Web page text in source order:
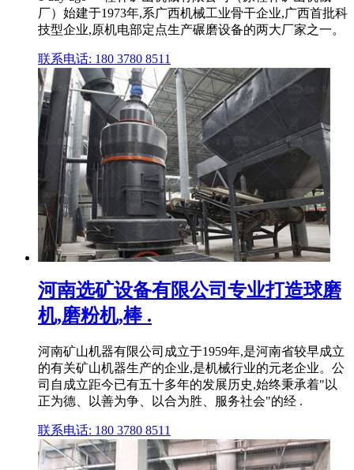
厂）始建于1973年,系广西机械工业骨干企业,广西首批科
技型企业,原机电部定点生产碾磨设备的两大厂家之一。
联系电话: 180 3780 8511
河南选矿设备有限公司专业打造球磨
机,磨粉机,棒 .
河南矿山机器有限公司成立于1959年,是河南省较早成立
的有关矿山机器生产的企业,是机械行业的元老企业。公
司自成立距今已有五十多年的发展历史,始终秉承着"以
正为德、以善为争、以合为胜、服务社会"的经 .
联系电话: 180 3780 8511